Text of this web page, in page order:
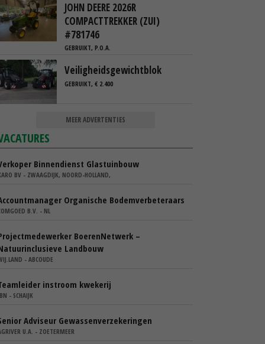
JOHN DEERE 2026R
COMPACTTREKKER (ZUI)
#781746
GEBRUIKT, P.O.A.
Veiligheidsgewichtblok
GEBRUIKT, € 2.400
MEER ADVERTENTIES
Binnendienst Glastuinbouw
BV - ZWAAGDIJK, NOORD-HOLLAND,
Organische Bodemverbeteraars
B.V. - NL
BoerenNetwerk –
Landbouw
- ABCOUDE
instroom kwekerij
- SCHAIJK
Adviseur Gewassenverzekeringen
U.A. - ZOETERMEER